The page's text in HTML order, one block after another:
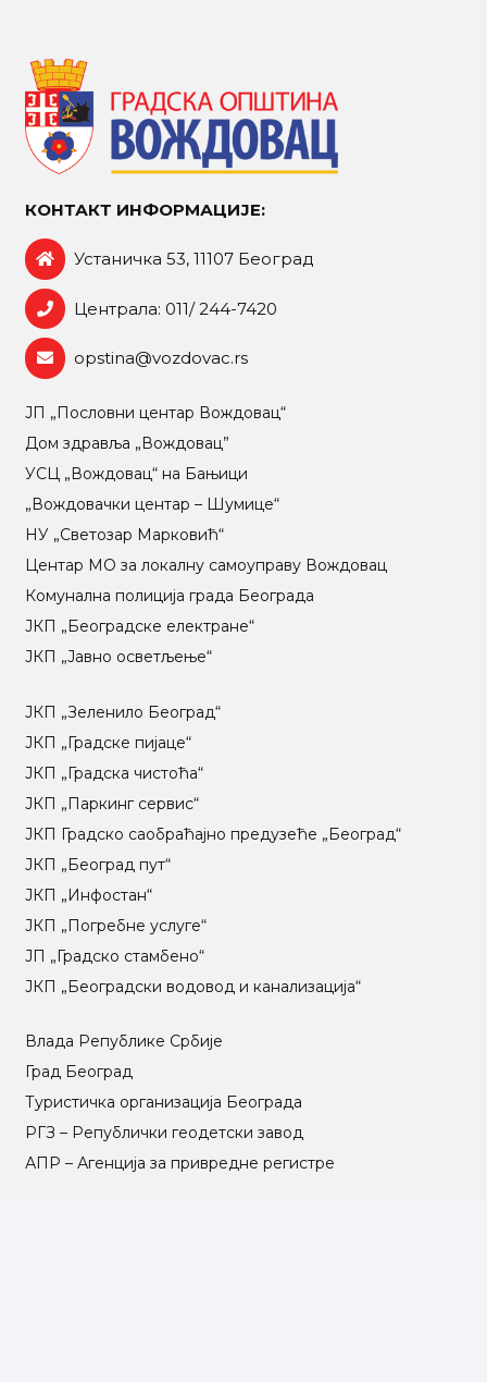
КОНТАКТ ИНФОРМАЦИЈЕ:
Устаничка 53, 11107 Београд
Централа: 011/ 244-7420
opstina@vozdovac.rs
ЈП „Пословни центар Вождовац“
Дом здравља „Вождовац”
УСЦ „Вождовац“ на Бањици
„Вождовачки центар – Шумице“
НУ „Светозар Марковић“
Центар МO за локалну самоуправу Вождовац
Комунална полиција града Београда
ЈКП „Београдске електране“
ЈКП „Јавно осветљење“
ЈКП „Зеленило Београд“
ЈКП „Градске пијаце“
ЈКП „Градска чистоћа“
ЈКП „Паркинг сервис“
ЈКП Градско саобраћајно предузеће „Београд“
ЈКП „Београд пут“
ЈКП „Инфостан“
ЈКП „Погребне услуге“
ЈП „Градско стамбено“
ЈКП „Београдски водовод и канализација“
Влада Републике Србије
Град Београд
Туристичка организација Београда
РГЗ – Републички геодетски завод
АПР – Агенција за привредне регистре